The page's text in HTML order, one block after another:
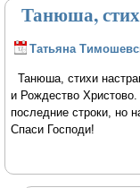
Танюша,
Татьяна
Танюша, стихи
и Рождество
последние строки, но
Спаси Господи!